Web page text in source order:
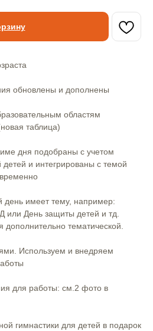
обновлены и дополнены
областям
таблица)
дня подобраны с учетом
детей и интегрированы с темой
имеет тему, например:
День защиты детей и тд.
дополнительно тематической.
Используем и внедряем
для работы: см.2 фото в
гимнастики для детей в подарок